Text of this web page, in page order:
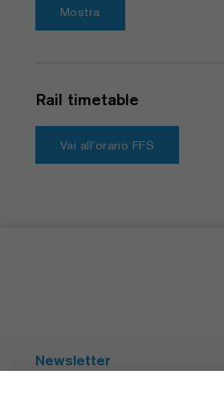
Mostra
Rail timetable
Vai all’orario FFS
Newsletter